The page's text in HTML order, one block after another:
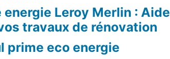
energie Leroy Merlin : Aide
travaux de rénovation
prime eco energie